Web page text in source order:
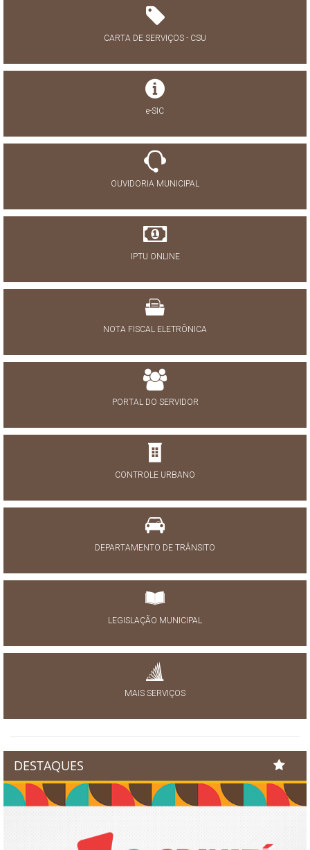
CARTA DE SERVIÇOS - CSU
e-SIC
OUVIDORIA MUNICIPAL
IPTU ONLINE
NOTA FISCAL ELETRÔNICA
PORTAL DO SERVIDOR
CONTROLE URBANO
DEPARTAMENTO DE TRÂNSITO
LEGISLAÇÃO MUNICIPAL
MAIS SERVIÇOS
DESTAQUES